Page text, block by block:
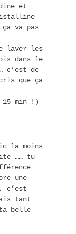
et
ça va pas
laver les
dans le
c’est de
que ça
min !)
la moins
…… tu
une
c’est
tant
belle